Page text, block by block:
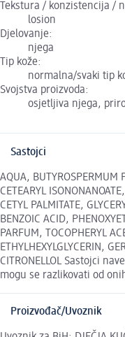
Tekstura / konzistencija /
losion
Djelovanje:
njega
Tip kože:
normalna/svaki tip
Svojstva proizvoda:
osjetljiva njega,
Sastojci
AQUA, BUTYROSPERMUM
CETEARYL
CETYL PALMITATE,
BENZOIC ACID,
PARFUM, TOCOPHERYL
ETHYLHEXYLGLYCERIN,
CITRONELLOL Sastojci
mogu se razlikovati od
Proizvođač/Uvoznik